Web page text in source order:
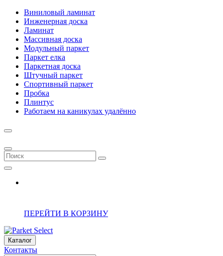
Виниловый ламинат
Инженерная доска
Ламинат
Массивная доска
Модульный паркет
Паркет елка
Паркетная доска
Штучный паркет
Спортивный паркет
Пробка
Плинтус
Работаем на каникулах удалённо
ПЕРЕЙТИ В КОРЗИНУ
Каталог
Контакты